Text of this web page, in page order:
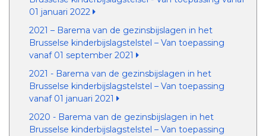
01 januari 2022
2021 – Barema van de gezinsbijslagen in het
Brusselse kinderbijslagstelstel – Van toepassing
vanaf 01 september 2021
2021 - Barema van de gezinsbijslagen in het
Brusselse kinderbijslagstelstel – Van toepassing
vanaf 01 januari 2021
2020 - Barema van de gezinsbijslagen in het
Brusselse kinderbijslagstelstel – Van toepassing